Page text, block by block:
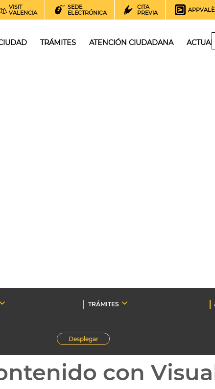
VISIT
VALENCIA
SEDE
ELECTRÓNICA
CITA
PREVIA
TRÁMITES ATENCIÓN CIUDADANA
TRÁMITES
Desplegar
con